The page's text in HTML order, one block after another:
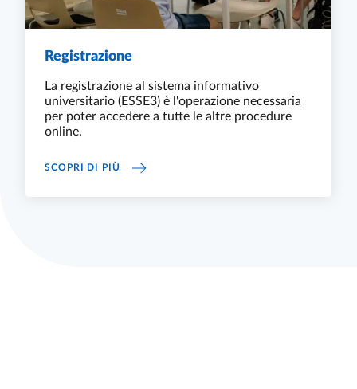
Registrazione
La registrazione al sistema informativo
universitario (ESSE3) è l'operazione necessaria
per poter accedere a tutte le altre procedure
online.
SCOPRI DI PIÙ REGISTRAZIONE